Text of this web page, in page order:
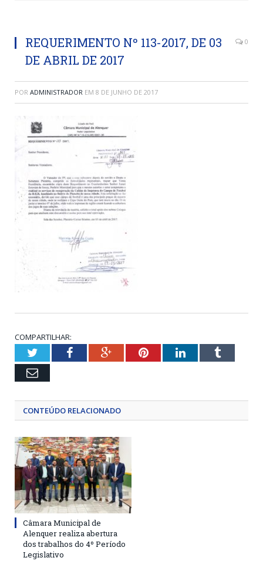
REQUERIMENTO Nº 113-2017, DE 03
DE ABRIL DE 2017
0
POR ADMINISTRADOR EM 8 DE JUNHO DE 2017
COMPARTILHAR:
TwitterFacebookGoogle+PinterestLinkedInTumblr
Email
CONTEÚDO RELACIONADO
Câmara Municipal de
Alenquer realiza abertura
dos trabalhos do 4º Período
Legislativo